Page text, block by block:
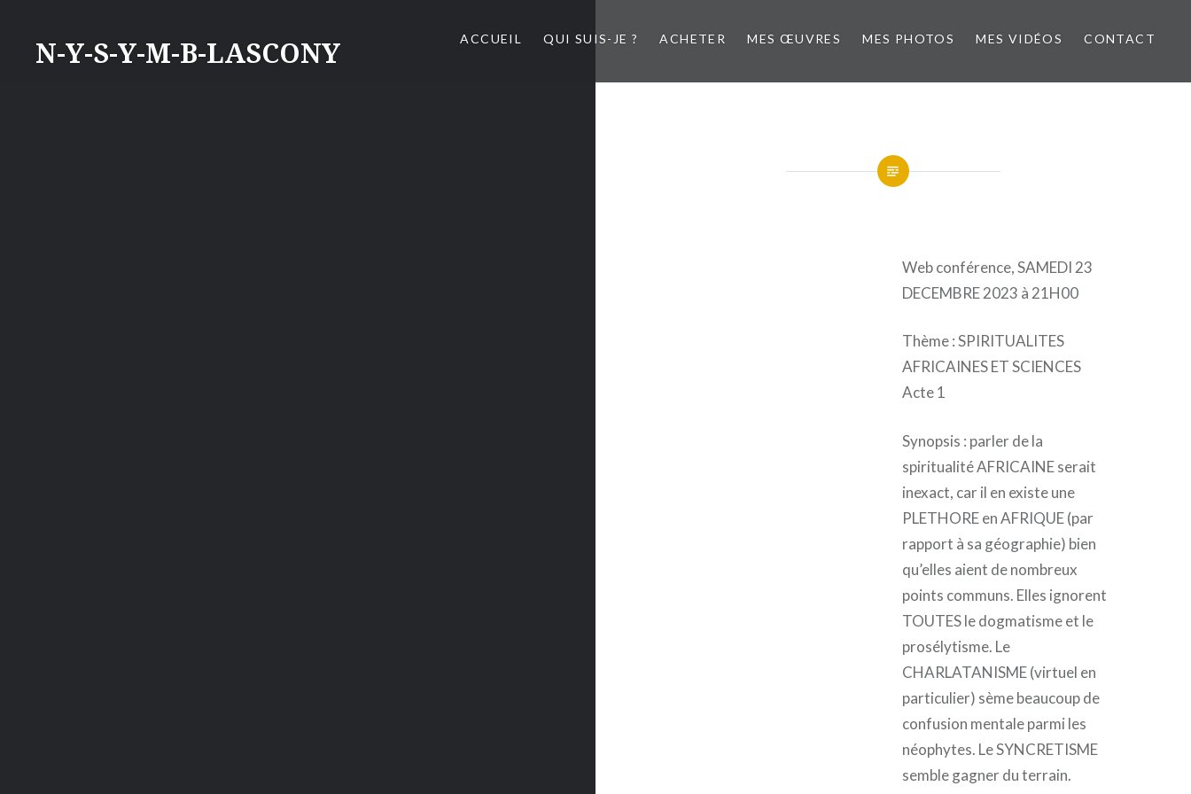
contenuN-Y-S-Y-M-B-LASCONY ACCUEIL QUI SUIS-JE ? ACHETER MES ŒUVRES MES PHOTOS MES VIDÉOS CONTACT
Web conférence, SAMEDI 23
DECEMBRE 2023 à 21H00
Thème : SPIRITUALITES
AFRICAINES ET SCIENCES
Acte 1
Synopsis : parler de la
spiritualité AFRICAINE serait
inexact, car il en existe une
PLETHORE en AFRIQUE (par
rapport à sa géographie) bien
qu’elles aient de nombreux
points communs. Elles ignorent
TOUTES le dogmatisme et le
prosélytisme. Le
CHARLATANISME (virtuel en
particulier) sème beaucoup de
confusion mentale parmi les
néophytes. Le SYNCRETISME
semble gagner du terrain.